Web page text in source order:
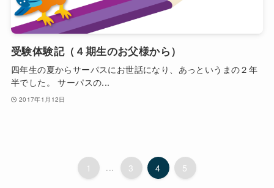
受験体験記（４期生のお父様から）
四年生の夏からサーパスにお世話になり、あっというまの２年
半でした。 サーパスの...
2017年1月12日
1 ... 3 4 5